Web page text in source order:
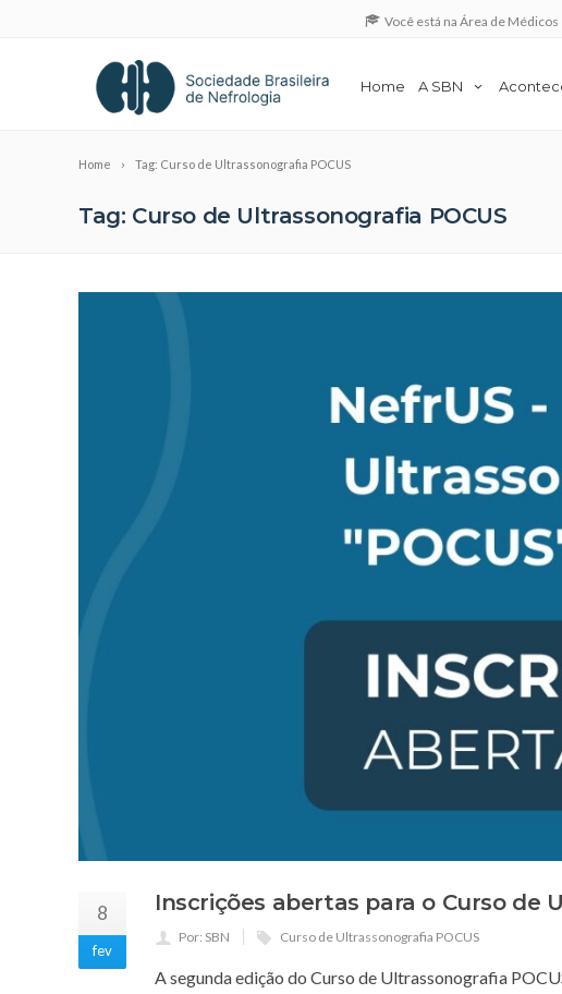
Você está na Área de Médicos
Home A SBN
Home Tag: Curso de Ultrassonografia POCUS
Tag: Curso de Ultrassonografia POCUS
8
fev
Inscrições abertas para o Curso de
Por: SBN Curso de Ultrassonografia POCUS
A segunda edição do Curso de Ultrassonografia